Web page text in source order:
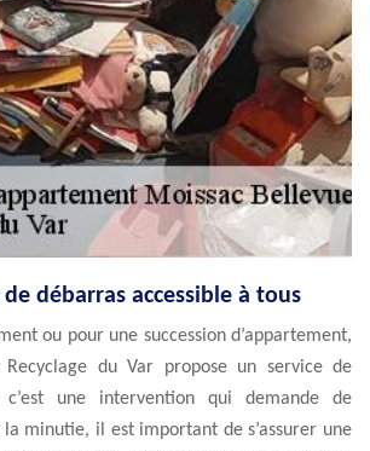
débarras accessible à tous
ou pour une succession d’appartement,
du Var propose un service de
c’est une intervention qui demande de
la minutie, il est important de s’assurer une